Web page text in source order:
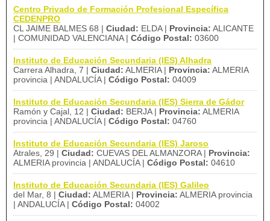
Centro Privado de Formación Profesional Específica
CEDENPRO
CL JAIME BALMES 68 | Ciudad: ELDA | Provincia: ALICANTE
| COMUNIDAD VALENCIANA | Código Postal: 03600
Instituto de Educación Secundaria (IES) Alhadra
Carrera Alhadra, 7 | Ciudad: ALMERIA | Provincia: ALMERIA
provincia | ANDALUCÍA | Código Postal: 04009
Instituto de Educación Secundaria (IES) Sierra de Gádor
Ramón y Cajal, 12 | Ciudad: BERJA | Provincia: ALMERIA
provincia | ANDALUCÍA | Código Postal: 04760
Instituto de Educación Secundaria (IES) Jaroso
Atrales, 29 | Ciudad: CUEVAS DEL ALMANZORA | Provincia:
ALMERIA provincia | ANDALUCÍA | Código Postal: 04610
Instituto de Educación Secundaria (IES) Galileo
del Mar, 8 | Ciudad: ALMERIA | Provincia: ALMERIA provincia
| ANDALUCÍA | Código Postal: 04002